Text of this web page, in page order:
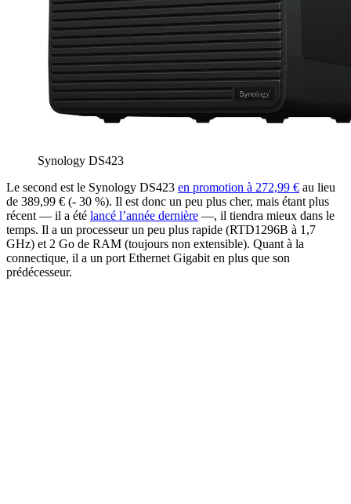
Synology DS423
Le second est le Synology DS423 en promotion à 272,99 € au lieu
de 389,99 € (- 30 %). Il est donc un peu plus cher, mais étant plus
récent — il a été lancé l’année dernière —, il tiendra mieux dans le
temps. Il a un processeur un peu plus rapide (RTD1296B à 1,7
GHz) et 2 Go de RAM (toujours non extensible). Quant à la
connectique, il a un port Ethernet Gigabit en plus que son
prédécesseur.